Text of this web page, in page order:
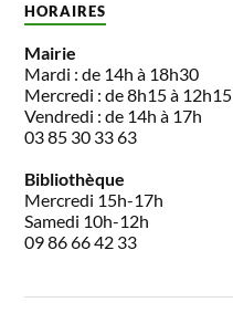
HORAIRES
Mairie
Mardi : de 14h à 18h30
Mercredi : de 8h15 à 12h15
Vendredi : de 14h à 17h
03 85 30 33 63
Bibliothèque
Mercredi 15h-17h
Samedi 10h-12h
09 86 66 42 33